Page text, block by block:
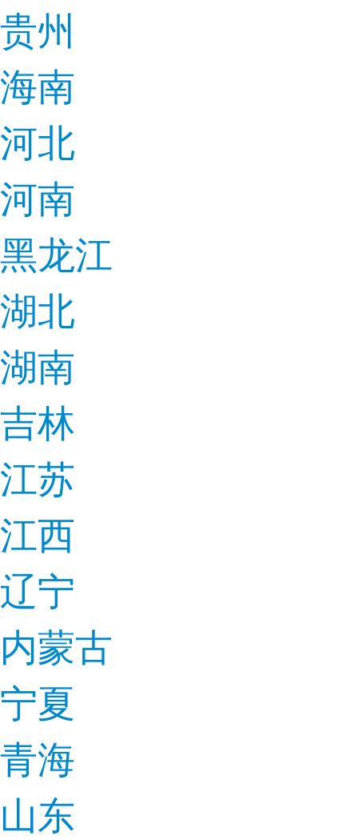
贵州
海南
河北
河南
黑龙江
湖北
湖南
吉林
江苏
江西
辽宁
内蒙古
宁夏
青海
山东